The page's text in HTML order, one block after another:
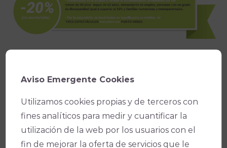
Ficha técnica
Teatro
Aviso Emergente Cookies
Utilizamos cookies propias y de terceros con
fines analíticos para medir y cuantificar la
utilización de la web por los usuarios con el
fin de mejorar la oferta de servicios que le